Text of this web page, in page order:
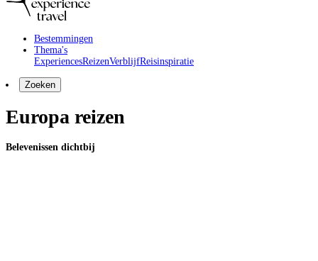
Bestemmingen
Thema's
ExperiencesReizenVerblijfReisinspiratie
Zoeken
Europa reizen
Belevenissen dichtbij